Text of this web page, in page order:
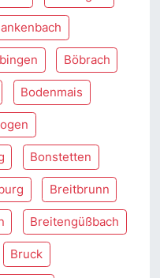
Böbrach
Bodenmais
Bonstetten
Breitbrunn
Breitengüßbach
Bruck